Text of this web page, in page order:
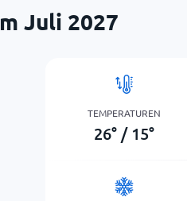
Juli 2027
TEMPERATUREN
26° / 15°